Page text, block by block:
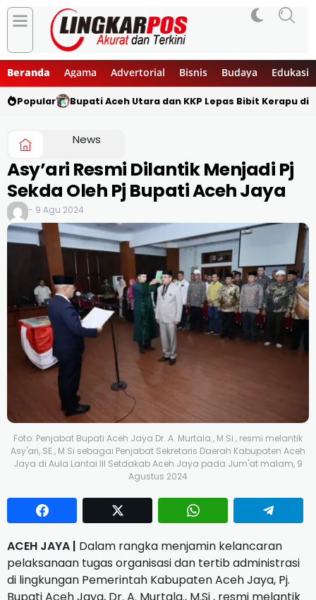
Beranda Agama Advertorial Bisnis Budaya Edukasi
Popular Bupati Aceh Utara dan KKP Lepas Bibit Kerapu di
News
Asy’ari Resmi Dilantik Menjadi Pj
Sekda Oleh Pj Bupati Aceh Jaya
- 9 Agu 2024
Foto: Penjabat Bupati Aceh Jaya Dr. A. Murtala., M.Si , resmi melantik
Asy'ari, SE., M.Si sebagai Penjabat Sekretaris Daerah Kabupaten Aceh
Jaya di Aula Lantai III Setdakab Aceh Jaya pada Jum'at malam, 9
Agustus 2024
ACEH JAYA | Dalam rangka menjamin kelancaran
pelaksanaan tugas organisasi dan tertib administrasi
di lingkungan Pemerintah Kabupaten Aceh Jaya, Pj.